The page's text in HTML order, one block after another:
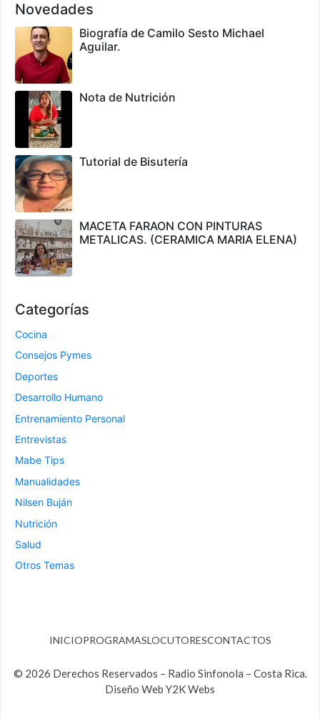
Novedades
Biografía de Camilo Sesto Michael
Aguilar.
Nota de Nutrición
Tutorial de Bisutería
MACETA FARAON CON PINTURAS
METALICAS. (CERAMICA MARIA ELENA)
Categorías
Cocina
Consejos Pymes
Deportes
Desarrollo Humano
Entrenamiento Personal
Entrevistas
Mabe Tips
Manualidades
Nilsen Buján
Nutrición
Salud
Otros Temas
INICIOPROGRAMASLOCUTORESCONTACTOS
© 2026 Derechos Reservados – Radio Sinfonola – Costa Rica.
Diseño Web Y2K Webs